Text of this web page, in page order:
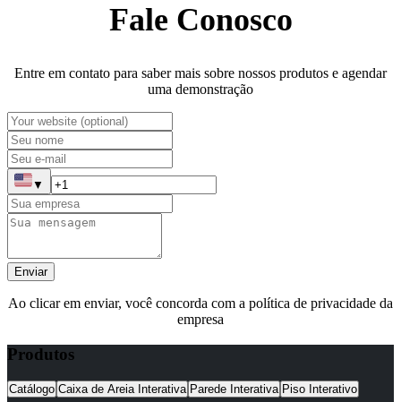
Fale Conosco
Entre em contato para saber mais sobre nossos produtos e agendar
uma demonstração
▼
Enviar
Ao clicar em enviar, você concorda com a política de privacidade da
empresa
Produtos
Catálogo Caixa de Areia Interativa Parede Interativa Piso Interativo